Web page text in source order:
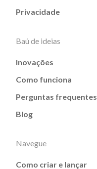
Privacidade
Baú de ideias
Inovações
Como funciona
Perguntas frequentes
Blog
Navegue
Como criar e lançar